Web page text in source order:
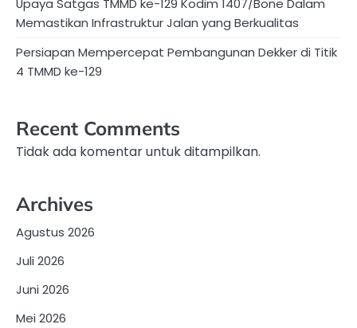
Upaya Satgas TMMD ke-129 Kodim 1407/Bone Dalam
Memastikan Infrastruktur Jalan yang Berkualitas
Persiapan Mempercepat Pembangunan Dekker di Titik
4 TMMD ke-129
Recent Comments
Tidak ada komentar untuk ditampilkan.
Archives
Agustus 2026
Juli 2026
Juni 2026
Mei 2026